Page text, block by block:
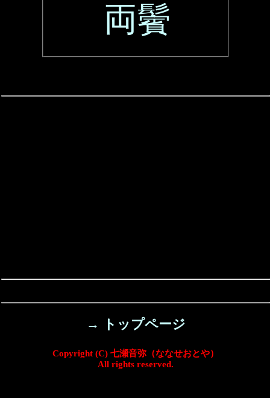
両鬢
→ トップページ
Copyright (C) 七瀬音弥（ななせおとや）
All rights reserved.